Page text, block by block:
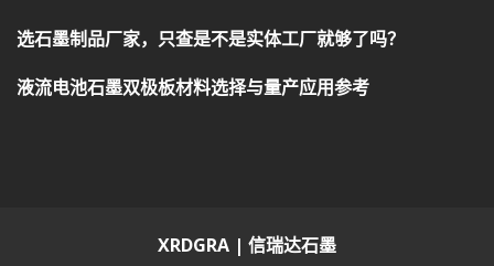
选石墨制品厂家，只查是不是实体工厂就够了吗？
液流电池石墨双极板材料选择与量产应用参考
XRDGRA | 信瑞达石墨